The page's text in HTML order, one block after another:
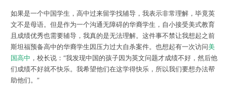
如果是一个中国学生，高中过来留学找辅导，我表示非常理解，毕竟英
文不是母语。但是作为一个沟通无障碍的华裔学生，自小接受美式教育
且成绩优秀也需要辅导，我真的是无法理解。这件事不禁让我想起之前
斯坦福预备高中的华裔学生因压力过大自杀案件。也想起有一次访问美
国高中 ，校长说：“我发现中国的孩子因为英文问题才成绩不好，然后他
们成绩不好就不快乐。我希望他们在这学得快乐，所以我们要想办法帮
助他们。”